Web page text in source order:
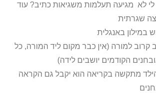
לא מגיעה תעלמות משגיאות כתיב? עוד
שגרתית
במילון באנגלית
קרוב למורה (אין כבר מקום ליד המורה, כל
הקודמים יושבים לידה)
מתקשה בקריאה הוא יקבל גם הקראה